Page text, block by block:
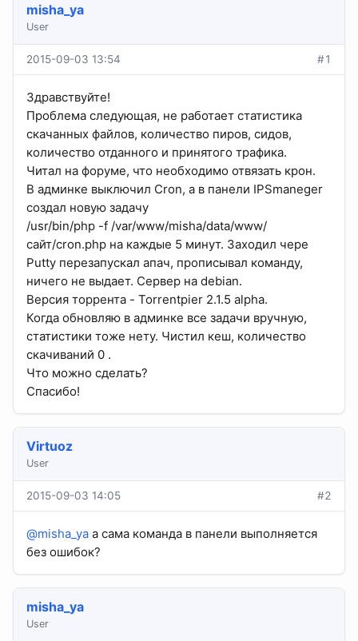
misha_ya
User
2015-09-03 13:54 #1
Здравствуйте!
Проблема следующая, не работает статистика
скачанных файлов, количество пиров, сидов,
количество отданного и принятого трафика.
Читал на форуме, что необходимо отвязать крон.
В админке выключил Cron, а в панели IPSmaneger
создал новую задачу
/usr/bin/php -f /var/www/misha/data/www/
сайт/cron.php на каждые 5 минут. Заходил чере
Putty перезапускал апач, прописывал команду,
ничего не выдает. Сервер на debian.
Версия торрента - Torrentpier 2.1.5 alpha.
Когда обновляю в админке все задачи вручную,
статистики тоже нету. Чистил кеш, количество
скачиваний 0 .
Что можно сделать?
Спасибо!
Virtuoz
User
2015-09-03 14:05 #2
@misha_ya а сама команда в панели выполняется
без ошибок?
misha_ya
User